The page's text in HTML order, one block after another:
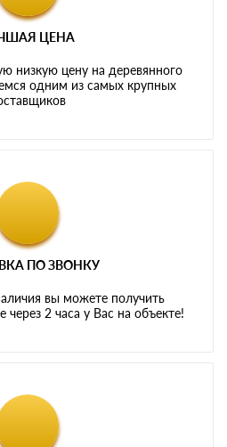
ЦЕНА
низкую цену на деревянного
одним из самых крупных
ПО ЗВОНКУ
вы можете получить
2 часа у Вас на объекте!